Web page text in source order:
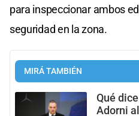
para inspeccionar ambos
seguridad en la zona.
MIRÁ TAMBIÉN
Qué
Adorni